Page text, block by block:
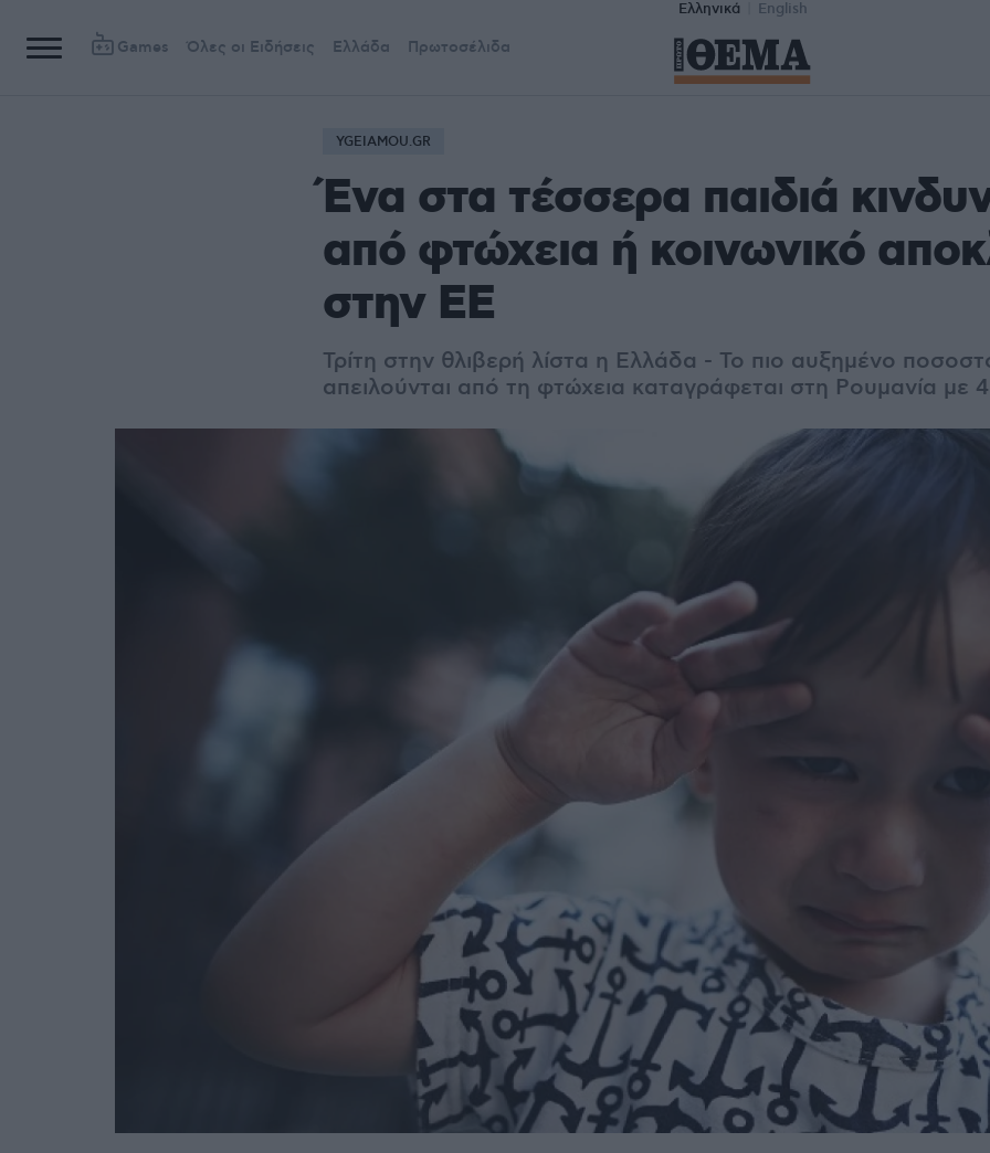
Ελληνικά English
Games Όλες οι Ειδήσεις Ελλάδα Πρωτοσέλιδα
YGEIAMOU.GR
Ένα στα τέσσερα παιδιά
από φτώχεια ή κοινωνικό
στην ΕΕ
Τρίτη στην θλιβερή λίστα η Ελλάδα - Το πιο αυξημένο
απειλούνται από τη φτώχεια καταγράφεται στη Ρουμανία με